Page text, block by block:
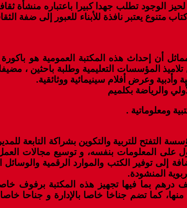
الوجود تطلب جهدا كبيرا باعتباره منشأة
وسيكون لها تأثير بالغ على المجتمع الثقافي بكلميم، مضيفا أن هذا الورش الذي يضم 6000 كتاب متنوع يعتبر
أن إحداث هذه المكتبة العمومية هو باكورة
المؤسسات التعليمية وطلبة باحثين ،
وعرض أفلام سينيمائية ووثائقية.
والرياضة بكلميم
ومعلوماتية .
للتربية والتكوين بشراكة التابعة
على المعلومات بنفسه، و توسيع مجالات
توفير الكتب والموارد الرقمية والوسائل
المنشودة.
المنشأة الثقافية رصيدا وثائقيا يصل إلى 6000 عنوان بغلاف مالي يقدر ب 500 الف درهم بما
كما تضم جناخا خاصا بالإدارة و جناحا